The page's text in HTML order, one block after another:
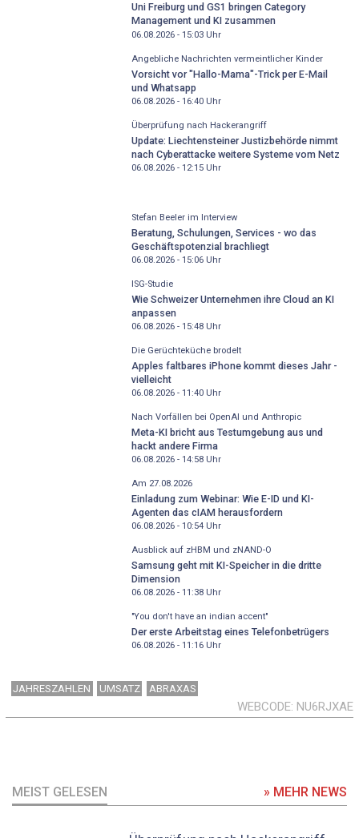
Uni Freiburg und GS1 bringen Category
Management und KI zusammen
06.08.2026 - 15:03Uhr
Angebliche Nachrichten vermeintlicher Kinder
Vorsicht vor "Hallo-Mama"-Trick per E-Mail
und Whatsapp
06.08.2026 - 16:40Uhr
Überprüfung nach Hackerangriff
Update: Liechtensteiner Justizbehörde nimmt
nach Cyberattacke weitere Systeme vom Netz
06.08.2026 - 12:15Uhr
Stefan Beeler im Interview
Beratung, Schulungen, Services - wo das
Geschäftspotenzial brachliegt
06.08.2026 - 15:06Uhr
ISG-Studie
Wie Schweizer Unternehmen ihre Cloud an KI
anpassen
06.08.2026 - 15:48Uhr
Die Gerüchteküche brodelt
Apples faltbares iPhone kommt dieses Jahr -
vielleicht
06.08.2026 - 11:40Uhr
Nach Vorfällen bei OpenAI und Anthropic
Meta-KI bricht aus Testumgebung aus und
hackt andere Firma
06.08.2026 - 14:58Uhr
Am 27.08.2026
Einladung zum Webinar: Wie E-ID und KI-
Agenten das cIAM herausfordern
06.08.2026 - 10:54Uhr
Ausblick auf zHBM und zNAND-O
Samsung geht mit KI-Speicher in die dritte
Dimension
06.08.2026 - 11:38Uhr
"You don't have an indian accent"
Der erste Arbeitstag eines Telefonbetrügers
06.08.2026 - 11:16Uhr
JAHRESZAHLEN UMSATZ ABRAXAS
WEBCODE NU6RJXAE
MEIST GELESEN » MEHR NEWS